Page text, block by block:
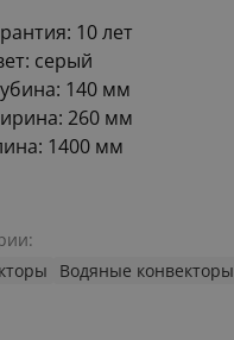
10 лет
серый
140 мм
260 мм
1400 мм
Водяные конвекторы